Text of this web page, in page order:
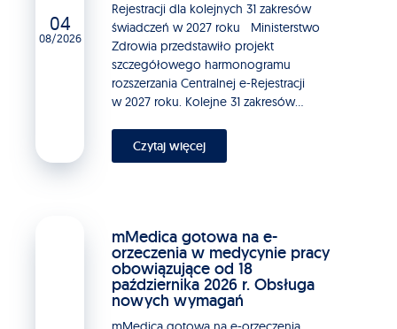
04
08/2026
Rejestracji dla kolejnych 31 zakresów
świadczeń w 2027 roku Ministerstwo
Zdrowia przedstawiło projekt
szczegółowego harmonogramu
rozszerzania Centralnej e-Rejestracji
w 2027 roku. Kolejne 31 zakresów...
Czytaj więcej
mMedica gotowa na e-
orzeczenia w medycynie pracy
obowiązujące od 18
października 2026 r. Obsługa
nowych wymagań